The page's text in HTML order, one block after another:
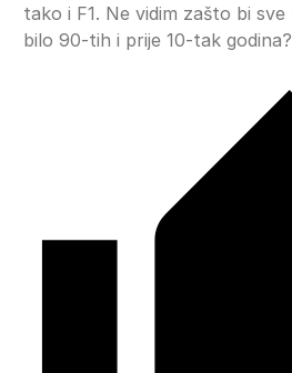
tako i F1. Ne vidim zašto bi
bilo 90-tih i prije 10-tak godina?